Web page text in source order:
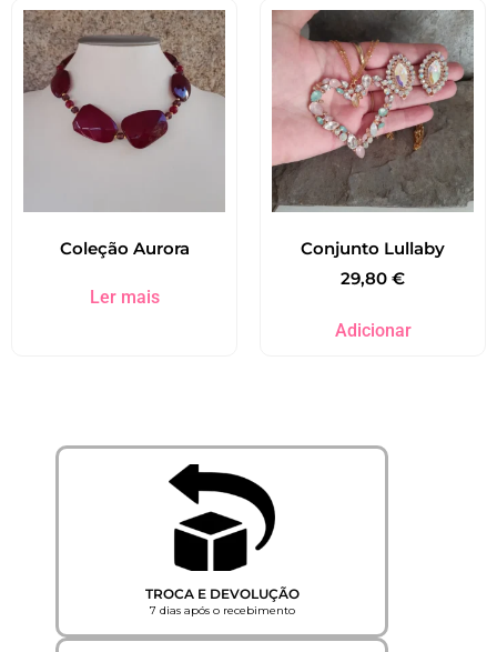
Coleção Aurora
Ler mais
Conjunto Lullaby
29,80 €
Adicionar
TROCA E DEVOLUÇÃO
7 dias após o recebimento